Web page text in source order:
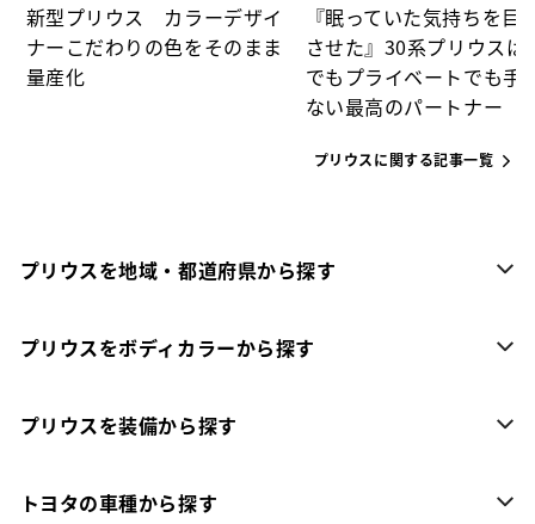
新型プリウス カラーデザイ
ナーこだわりの色をそのまま
量産化
『眠っていた気持ちを目
させた』30系プリウスは
でもプライベートでも手
ない最高のパートナー
プリウスに関する記事一覧
プリウスを地域・都道府県から探す
プリウスをボディカラーから探す
プリウスを装備から探す
トヨタの車種から探す